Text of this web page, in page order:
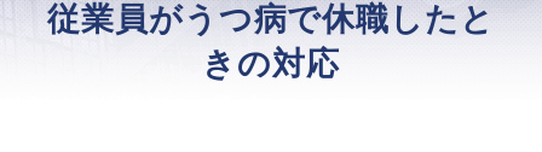
従業員がうつ病で休職したと
きの対応